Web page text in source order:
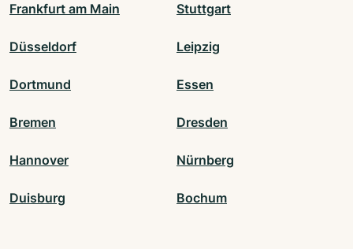
Frankfurt am Main Stuttgart
Düsseldorf Leipzig
Dortmund Essen
Bremen Dresden
Hannover Nürnberg
Duisburg Bochum